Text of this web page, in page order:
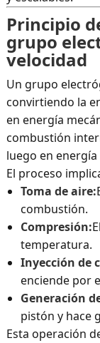
Principio
grupo
velocidad
Un grupo
convirtiendo la
en energía
combustión
luego en
El proceso
Toma de aire:
combustión.
Compresión:
temperatura.
Inyección de
enciende por
Generación
pistón y hace
Esta operación